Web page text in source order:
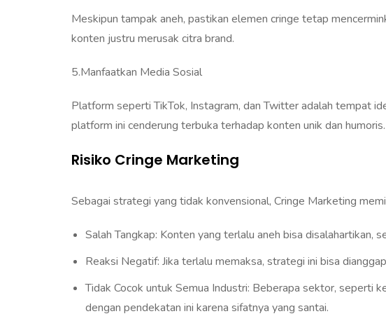
Meskipun tampak aneh, pastikan elemen cringe tetap
konten justru merusak citra brand.
5.Manfaatkan Media Sosial
Platform seperti TikTok, Instagram, dan Twitter adalah tempat
platform ini cenderung terbuka terhadap konten unik dan humoris.
Risiko Cringe Marketing
Sebagai strategi yang tidak konvensional, Cringe Marketing
Salah Tangkap: Konten yang terlalu aneh bisa disalahartikan,
Reaksi Negatif: Jika terlalu memaksa, strategi ini bisa
Tidak Cocok untuk Semua Industri: Beberapa sektor, seperti
dengan pendekatan ini karena sifatnya yang santai.